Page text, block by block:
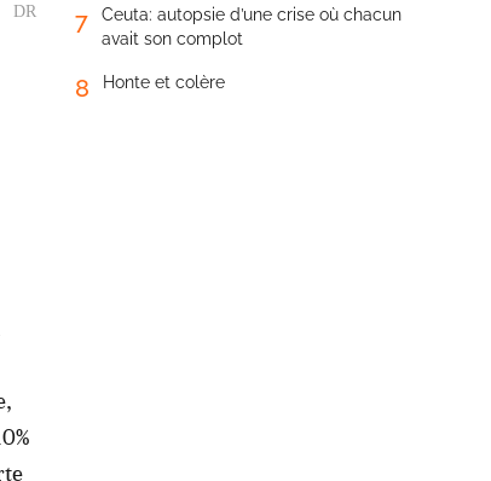
DR 7
Ceuta: autopsie d’une crise où chacun
avait son complot
8 Honte et colère